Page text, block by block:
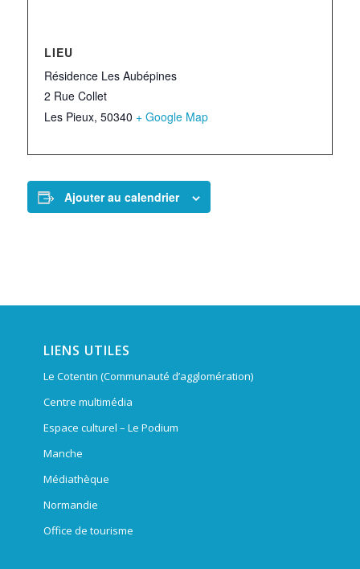
LIEU
Résidence Les Aubépines
2 Rue Collet
Les Pieux, 50340 + Google Map
Ajouter au calendrier
LIENS UTILES
Le Cotentin (Communauté d’agglomération)
Centre multimédia
Espace culturel – Le Podium
Manche
Médiathèque
Normandie
Office de tourisme